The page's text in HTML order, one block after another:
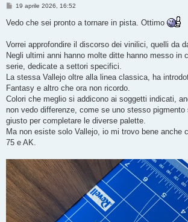
M
s
s
g
g
i
o
19 aprile 2026, 16:52
Vedo che sei pronto a tornare in pista. Ottimo
Vorrei approfondire il discorso dei vinilici, quelli da
Negli ultimi anni hanno molte ditte hanno messo in
serie, dedicate a settori specifici.
La stessa Vallejo oltre alla linea classica, ha
Fantasy e altro che ora non ricordo.
Colori che meglio si addicono ai soggetti indicati,
non vedo differenze, come se uno stesso
giusto per completare le diverse palette.
Ma non esiste solo Vallejo, io mi trovo bene anche
75 e AK.